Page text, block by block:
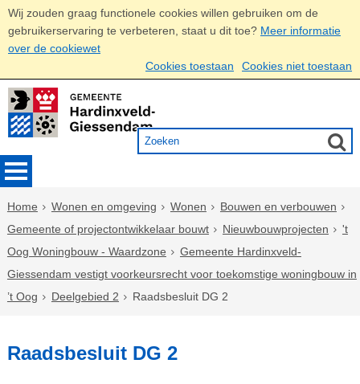
Wij zouden graag functionele cookies willen gebruiken om de
gebruikerservaring te verbeteren, staat u dit toe? Meer informatie
over de cookiewet
Cookies toestaan
Cookies niet toestaan
Home Wonen en omgeving Wonen
Bouwen en verbouwen
Gemeente of projectontwikkelaar bouwt
Nieuwbouwprojecten
't
Oog Woningbouw - Waardzone
Gemeente Hardinxveld-
Giessendam vestigt voorkeursrecht voor toekomstige woningbouw in
’t Oog
Deelgebied 2 Raadsbesluit DG 2
Raadsbesluit DG 2